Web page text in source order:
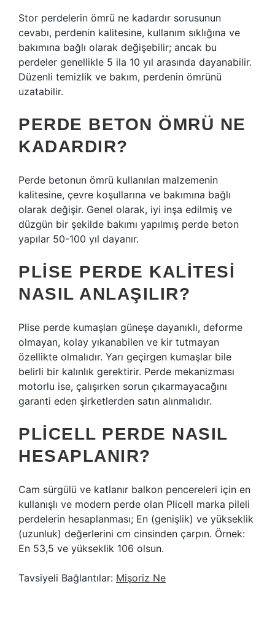
Stor perdelerin ömrü ne kadardır sorusunun
cevabı, perdenin kalitesine, kullanım sıklığına ve
bakımına bağlı olarak değişebilir; ancak bu
perdeler genellikle 5 ila 10 yıl arasında dayanabilir.
Düzenli temizlik ve bakım, perdenin ömrünü
uzatabilir.
PERDE BETON ÖMRÜ NE
KADARDIR?
Perde betonun ömrü kullanılan malzemenin
kalitesine, çevre koşullarına ve bakımına bağlı
olarak değişir. Genel olarak, iyi inşa edilmiş ve
düzgün bir şekilde bakımı yapılmış perde beton
yapılar 50-100 yıl dayanır.
PLISE PERDE KALITESI
NASIL ANLAŞILIR?
Plise perde kumaşları güneşe dayanıklı, deforme
olmayan, kolay yıkanabilen ve kir tutmayan
özellikte olmalıdır. Yarı geçirgen kumaşlar bile
belirli bir kalınlık gerektirir. Perde mekanizması
motorlu ise, çalışırken sorun çıkarmayacağını
garanti eden şirketlerden satın alınmalıdır.
PLICELL PERDE NASIL
HESAPLANIR?
Cam sürgülü ve katlanır balkon pencereleri için en
kullanışlı ve modern perde olan Plicell marka pileli
perdelerin hesaplanması; En (genişlik) ve yükseklik
(uzunluk) değerlerini cm cinsinden çarpın. Örnek:
En 53,5 ve yükseklik 106 olsun.
Tavsiyeli Bağlantılar: Mişoriz Ne